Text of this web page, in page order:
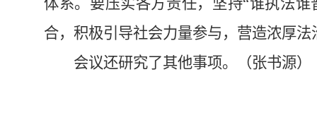
体系。要压实各方责任，坚持“谁执法
合，积极引导社会力量参与，营造浓厚法
会议还研究了其他事项。（张书源）